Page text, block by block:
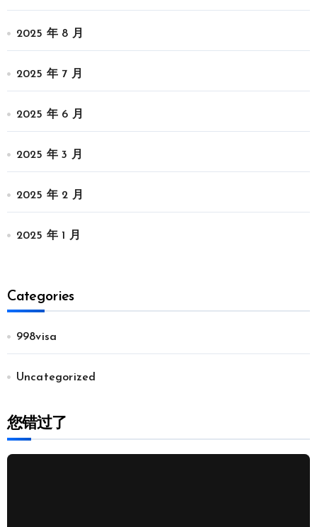
2025 年 8 月
2025 年 7 月
2025 年 6 月
2025 年 3 月
2025 年 2 月
2025 年 1 月
Categories
998visa
Uncategorized
您错过了